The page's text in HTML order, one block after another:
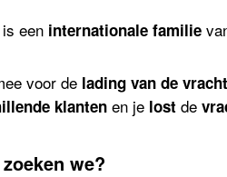
is een internationale familie
voor de lading van de
klanten en je lost de
we?